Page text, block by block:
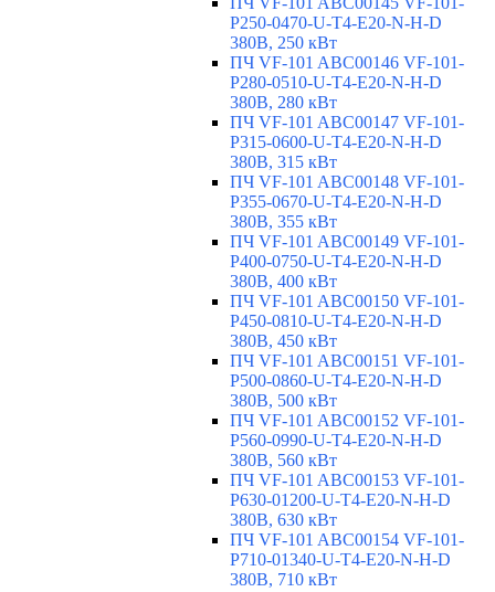
P250-0470-U-T4-E20-N-H-D
380В, 250 кВт
ПЧ VF-101 ABC00146 VF-101-
P280-0510-U-T4-E20-N-H-D
380В, 280 кВт
ПЧ VF-101 ABC00147 VF-101-
P315-0600-U-T4-E20-N-H-D
380В, 315 кВт
ПЧ VF-101 ABC00148 VF-101-
P355-0670-U-T4-E20-N-H-D
380В, 355 кВт
ПЧ VF-101 ABC00149 VF-101-
P400-0750-U-T4-E20-N-H-D
380В, 400 кВт
ПЧ VF-101 ABC00150 VF-101-
P450-0810-U-T4-E20-N-H-D
380В, 450 кВт
ПЧ VF-101 ABC00151 VF-101-
P500-0860-U-T4-E20-N-H-D
380В, 500 кВт
ПЧ VF-101 ABC00152 VF-101-
P560-0990-U-T4-E20-N-H-D
380В, 560 кВт
ПЧ VF-101 ABC00153 VF-101-
P630-01200-U-T4-E20-N-H-D
380В, 630 кВт
ПЧ VF-101 ABC00154 VF-101-
P710-01340-U-T4-E20-N-H-D
380В, 710 кВт